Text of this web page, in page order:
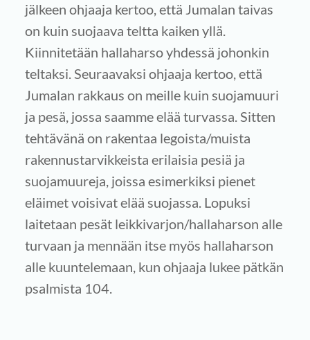
jälkeen ohjaaja kertoo, että Jumalan taivas
on kuin suojaava teltta kaiken yllä.
Kiinnitetään hallaharso yhdessä johonkin
teltaksi. Seuraavaksi ohjaaja kertoo, että
Jumalan rakkaus on meille kuin suojamuuri
ja pesä, jossa saamme elää turvassa. Sitten
tehtävänä on rakentaa legoista/muista
rakennustarvikkeista erilaisia pesiä ja
suojamuureja, joissa esimerkiksi pienet
eläimet voisivat elää suojassa. Lopuksi
laitetaan pesät leikkivarjon/hallaharson alle
turvaan ja mennään itse myös hallaharson
alle kuuntelemaan, kun ohjaaja lukee pätkän
psalmista 104.